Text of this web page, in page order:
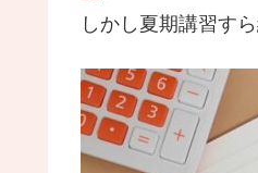
しかし夏期講習す